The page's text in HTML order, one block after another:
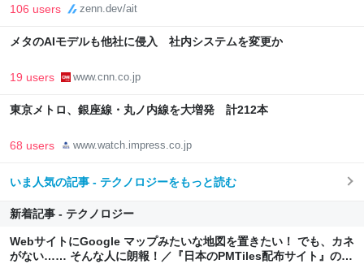
106 users zenn.dev/ait
メタのAIモデルも他社に侵入 社内システムを変更か
19 users www.cnn.co.jp
東京メトロ、銀座線・丸ノ内線を大増発 計212本
68 users www.watch.impress.co.jp
いま人気の記事 - テクノロジーをもっと読む
新着記事 - テクノロジー
WebサイトにGoogle マップみたいな地図を置きたい！ でも、カネ
がない…… そんな人に朗報！／『日本のPMTiles配布サイト』のデ